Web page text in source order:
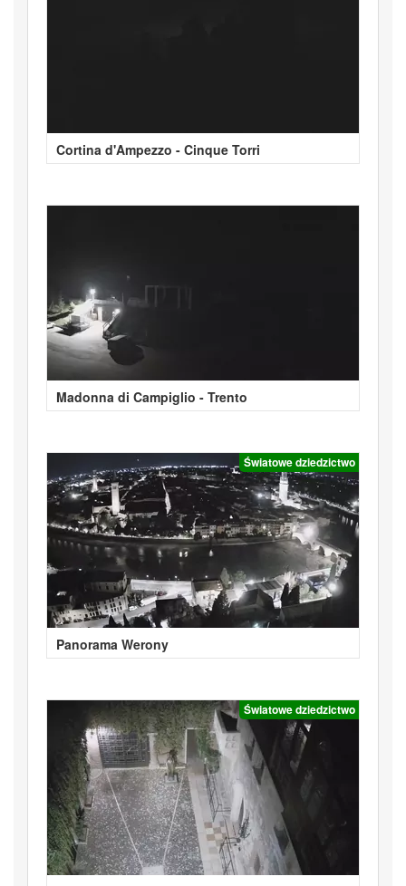
Cortina d'Ampezzo - Cinque Torri
Madonna di Campiglio - Trento
Światowe dziedzictwo
Panorama Werony
Światowe dziedzictwo